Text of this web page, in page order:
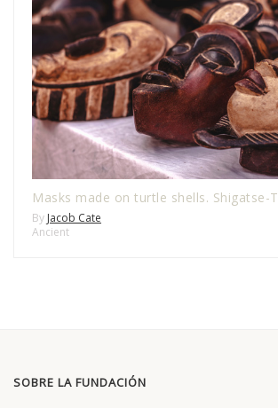
Masks made on turtle shells. Shigatse-
By Jacob Cate
Ancient
SOBRE LA FUNDACIÓN